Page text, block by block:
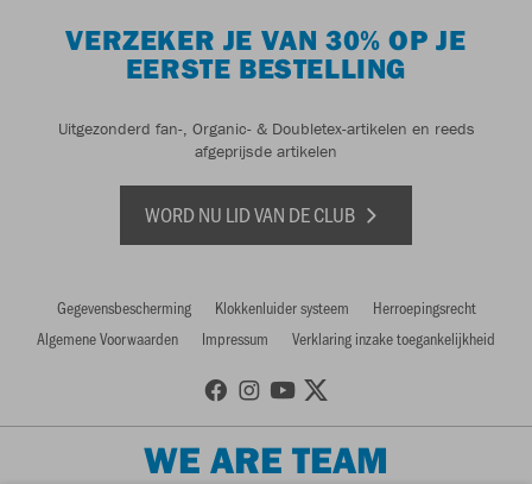
VERZEKER JE VAN 30% OP JE
EERSTE BESTELLING
Uitgezonderd fan-, Organic- & Doubletex-artikelen en reeds
afgeprijsde artikelen
WORD NU LID VAN DE CLUB
Gegevensbescherming Klokkenluider systeem
Herroepingsrecht
Algemene Voorwaarden
Impressum Verklaring inzake toegankelijkheid
WE ARE TEAM